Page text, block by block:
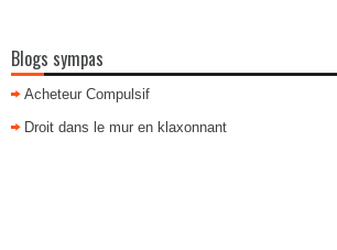
Blogs sympas
Acheteur Compulsif
Droit dans le mur en klaxonnant